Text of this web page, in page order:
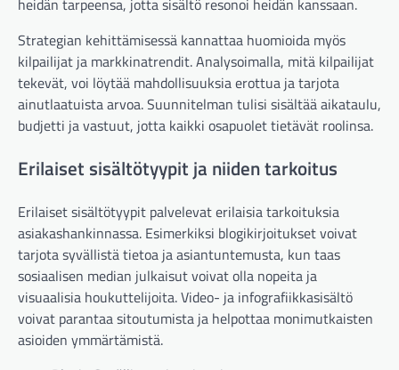
heidän tarpeensa, jotta sisältö resonoi heidän kanssaan.
Strategian kehittämisessä kannattaa huomioida myös
kilpailijat ja markkinatrendit. Analysoimalla, mitä kilpailijat
tekevät, voi löytää mahdollisuuksia erottua ja tarjota
ainutlaatuista arvoa. Suunnitelman tulisi sisältää aikataulu,
budjetti ja vastuut, jotta kaikki osapuolet tietävät roolinsa.
Erilaiset sisältötyypit ja niiden tarkoitus
Erilaiset sisältötyypit palvelevat erilaisia tarkoituksia
asiakashankinnassa. Esimerkiksi blogikirjoitukset voivat
tarjota syvällistä tietoa ja asiantuntemusta, kun taas
sosiaalisen median julkaisut voivat olla nopeita ja
visuaalisia houkuttelijoita. Video- ja infografiikkasisältö
voivat parantaa sitoutumista ja helpottaa monimutkaisten
asioiden ymmärtämistä.